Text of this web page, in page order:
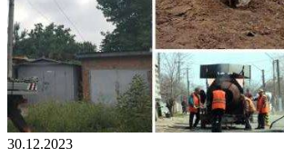
30.12.2023